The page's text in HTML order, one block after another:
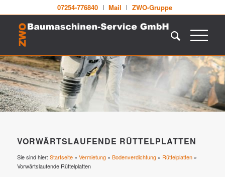
07254-776840 Mail ZWO-Gruppe
VORWÄRTSLAUFENDE RÜTTELPLATTEN
Sie sind hier: Startseite» Vermietung» Bodenverdichtung» Rüttelplatten»
Vorwärtslaufende Rüttelplatten